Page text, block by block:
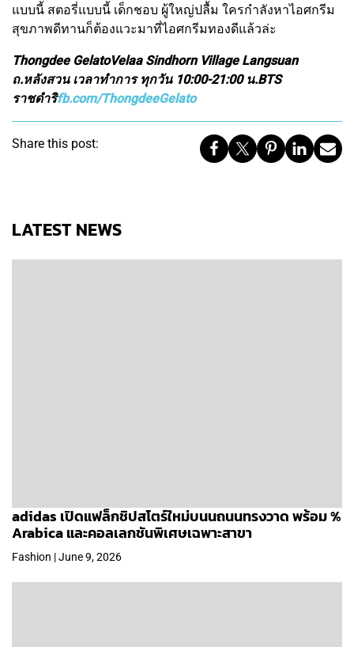
แบบนี้ สตอรี่แบบนี้ เด็กชอบ ผู้ใหญ่ปลื้ม ใครกำลังหาไอศกรีม
สุขภาพดีทานก็ต้องแวะมาที่ไอศกรีมทองดีแล้วล่ะ
Thongdee GelatoVelaa Sindhorn Village Langsuan
ถ.หลังสวน เวลาทำการ ทุกวัน 10:00-21:00 น.BTS
ราชดำริfb.com/ThongdeeGelato
Share this post:
LATEST NEWS
adidas เปิดแฟล็กชิปสโตร์ใหม่บนนถนนทรงวาด พร้อม %
Arabica และคอลเลกชันพิเศษเฉพาะสาขา
Fashion | June 9, 2026